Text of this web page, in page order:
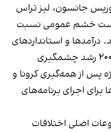
جانسون، لیز تراس
خشم عمومی نسبت
و استانداردهای
زندگی در بریتانیا از زمان بحران مالی ۲۰۰۸ رشد چشمگیری
پس از همه‌گیری کرونا و
اجرای برنامه‌های
اصلی اختلافات